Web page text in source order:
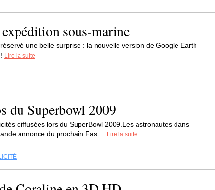
sous-marine
une belle surprise : la nouvelle version de Google Earth
Lire la suite
du Superbowl 2009
diffusées lors du SuperBowl 2009.Les astronautes dans
annonce du prochain Fast...
Lire la suite